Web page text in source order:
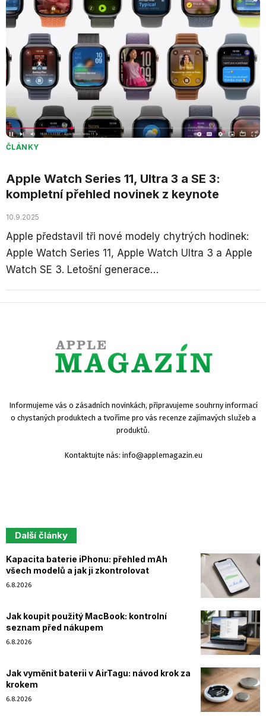
ČLÁNKY
Apple Watch Series 11, Ultra 3 a SE 3:
kompletní přehled novinek z keynote
10.9.2025
Apple představil tři nové modely chytrých hodinek:
Apple Watch Series 11, Apple Watch Ultra 3 a Apple
Watch SE 3. Letošní generace…
Informujeme vás o zásadních novinkách, připravujeme souhrny informací
o chystaných produktech a tvoříme pro vás recenze zajímavých služeb a
produktů.
Kontaktujte nás: info@applemagazin.eu
Další články
Kapacita baterie iPhonu: přehled mAh
všech modelů a jak ji zkontrolovat
6.8.2026
Jak koupit použitý MacBook: kontrolní
seznam před nákupem
6.8.2026
Jak vyměnit baterii v AirTagu: návod krok za
krokem
6.8.2026